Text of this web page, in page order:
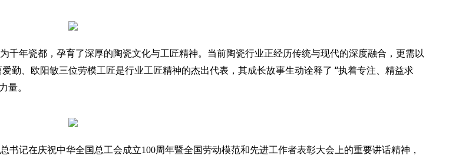
千年瓷都，孕育了深厚的陶瓷文化与工匠精神。当前陶瓷行业正经历传统与现代的深度融合，更需以
勤、欧阳敏三位劳模工匠是行业工匠精神的杰出代表，其成长故事生动诠释了 “执着专注、精益求
量。
书记在庆祝中华全国总工会成立100周年暨全国劳动模范和先进工作者表彰大会上的重要讲话精神，